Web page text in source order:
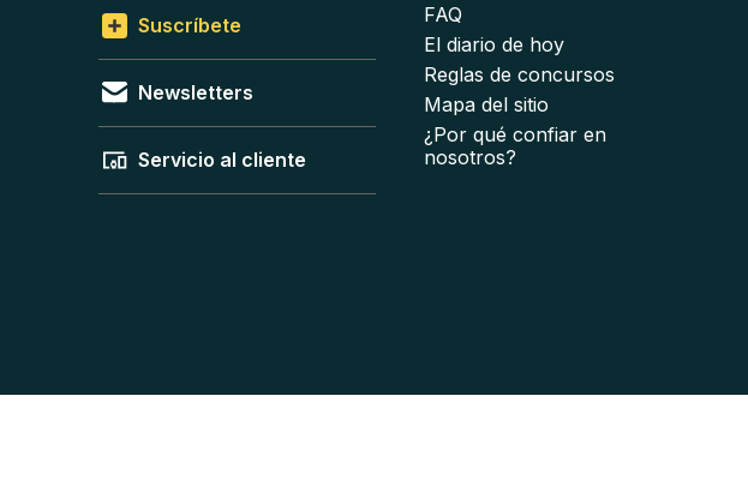
Suscríbete
Newsletters
Servicio al cliente
FAQ
El diario de hoy
Reglas de concursos
Mapa del sitio
¿Por qué confiar en
nosotros?